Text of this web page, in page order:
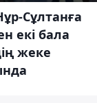
Сұлтанға
екі бала
жеке